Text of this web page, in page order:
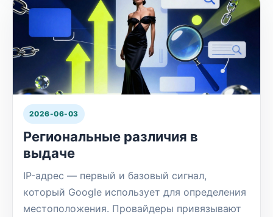
2026-06-03
Региональные различия в
выдаче
IP-адрес — первый и базовый сигнал,
который Google использует для определения
местоположения. Провайдеры привязывают